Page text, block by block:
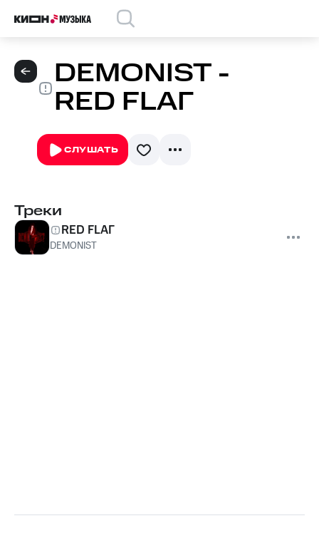
DEMONIST -
RED FLAГ
СЛУШАТЬ
Треки
RED FLAГ
DEMONIST